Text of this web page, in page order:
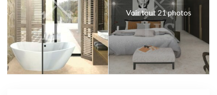
Voir tout 21 photos